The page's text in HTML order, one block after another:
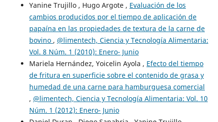
Yanine Trujillo , Hugo Argote , Evaluación de los
cambios producidos por el tiempo de aplicación de
papaína en las propiedades de textura de la carne de
bovino , @limentech, Ciencia y Tecnología Alimentaria:
Vol. 8 Núm. 1 (2010): Enero- Junio
Mariela Hernández, Yoicelin Ayola , Efecto del tiempo
de fritura en superficie sobre el contenido de grasa y
humedad de una carne para hamburguesa comercial
, @limentech, Ciencia y Tecnología Alimentaria: Vol. 10
Núm. 1 (2012): Enero- Junio